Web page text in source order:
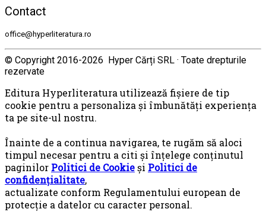
Contact
office@hyperliteratura.ro
© Copyright 2016-2026 Hyper Cărți SRL · Toate drepturile
rezervate
Editura Hyperliteratura utilizează fişiere de tip
cookie pentru a personaliza și îmbunătăți experiența
ta pe site-ul nostru.
Înainte de a continua navigarea, te rugăm să aloci
timpul necesar pentru a citi și înțelege conținutul
paginilor Politici de Cookieși Politici de
confidențialitate,
actualizate conform Regulamentului european de
protecţie a datelor cu caracter personal.